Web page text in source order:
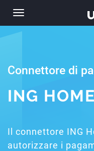
Toggle
navigation
Connettore di
ING
Il connettore ING
autorizzare i